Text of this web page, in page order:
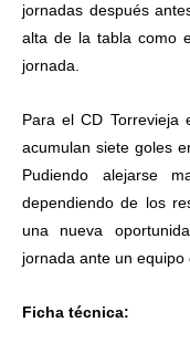
jornadas después
alta de la tabla como
jornada.
Para el CD Torrevieja
acumulan siete goles
Pudiendo alejarse
dependiendo de los
una nueva
jornada ante un equipo
Ficha técnica: